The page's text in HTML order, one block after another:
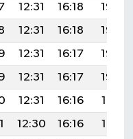
12:31 16:18
19:26
12:31 16:18
19:25
12:31 16:17
19:23
12:31 16:17
19:22
12:31 16:16
19:21
12:30 16:16
19:19